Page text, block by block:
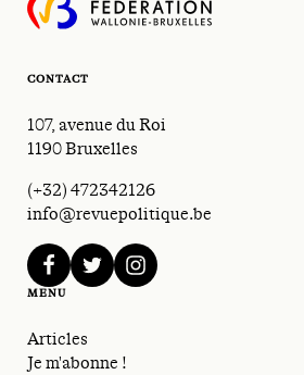
CONTACT
107, avenue du Roi
1190 Bruxelles
(+32) 472342126
info@revuepolitique.be
facebooktwitterinstagram
MENU
Articles
Je m'abonne !